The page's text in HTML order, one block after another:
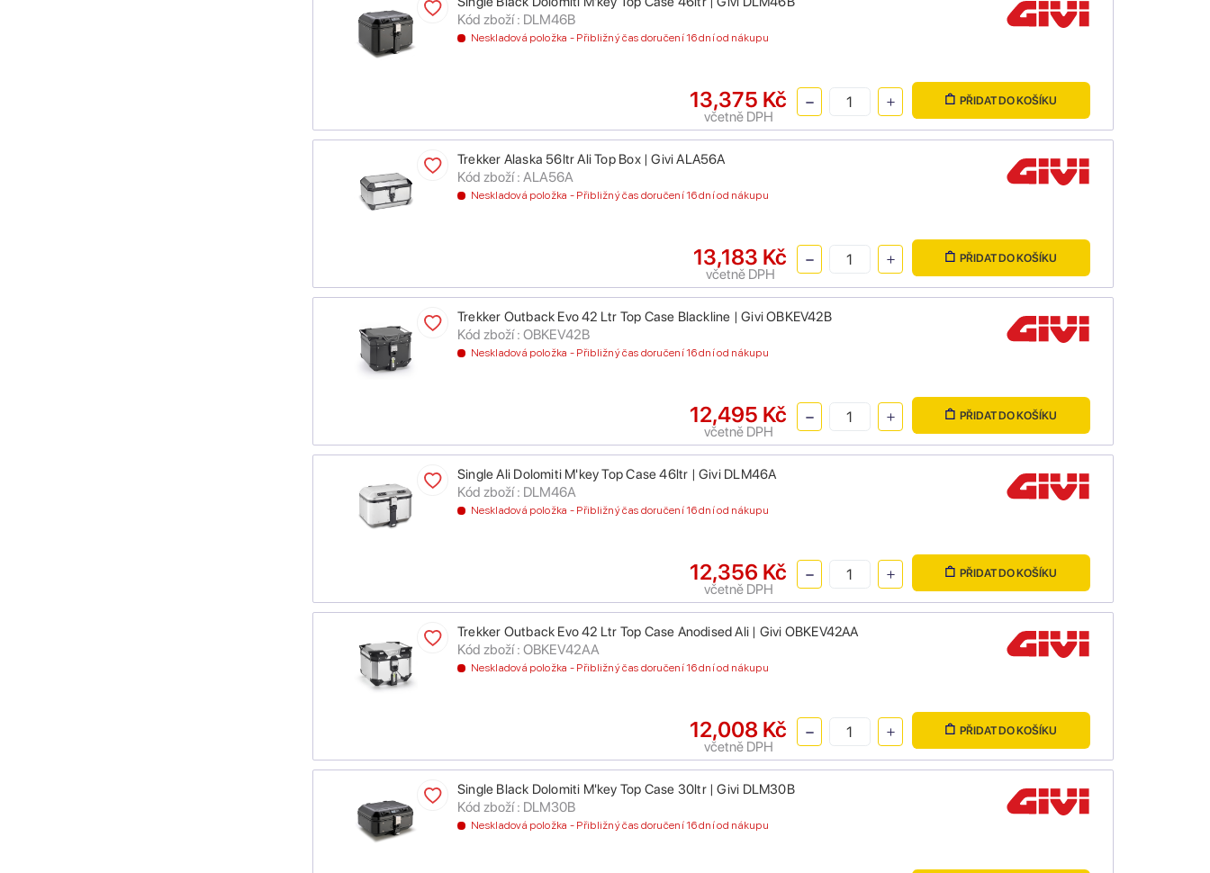
Kód zboží : DLM46B
Neskladová položka - Přibližný čas doručení 16 dní od nákupu
13,375 Kč
včetně DPH
PŘIDAT DO KOŠÍKU
Trekker Alaska 56ltr Ali Top Box | Givi ALA56A
Kód zboží : ALA56A
Neskladová položka - Přibližný čas doručení 16 dní od nákupu
13,183 Kč
včetně DPH
PŘIDAT DO KOŠÍKU
Trekker Outback Evo 42 Ltr Top Case Blackline | Givi OBKEV42B
Kód zboží : OBKEV42B
Neskladová položka - Přibližný čas doručení 16 dní od nákupu
12,495 Kč
včetně DPH
PŘIDAT DO KOŠÍKU
Single Ali Dolomiti M'key Top Case 46ltr | Givi DLM46A
Kód zboží : DLM46A
Neskladová položka - Přibližný čas doručení 16 dní od nákupu
12,356 Kč
včetně DPH
PŘIDAT DO KOŠÍKU
Trekker Outback Evo 42 Ltr Top Case Anodised Ali | Givi OBKEV42AA
Kód zboží : OBKEV42AA
Neskladová položka - Přibližný čas doručení 16 dní od nákupu
12,008 Kč
včetně DPH
PŘIDAT DO KOŠÍKU
Single Black Dolomiti M'key Top Case 30ltr | Givi DLM30B
Kód zboží : DLM30B
Neskladová položka - Přibližný čas doručení 16 dní od nákupu